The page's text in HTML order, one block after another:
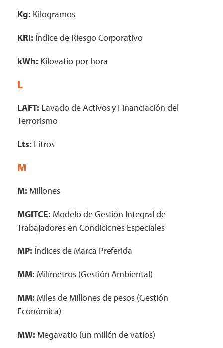
Kg: Kilogramos
KRI: Índice de Riesgo Corporativo
kWh: Kilovatio por hora
L
LAFT: Lavado de Activos y Financiación del
Terrorismo
Lts: Litros
M
M: Millones
MGITCE: Modelo de Gestión Integral de
Trabajadores en Condiciones Especiales
MP: Índices de Marca Preferida
MM: Milímetros (Gestión Ambiental)
MM: Miles de Millones de pesos (Gestión
Económica)
MW: Megavatio (un millón de vatios)